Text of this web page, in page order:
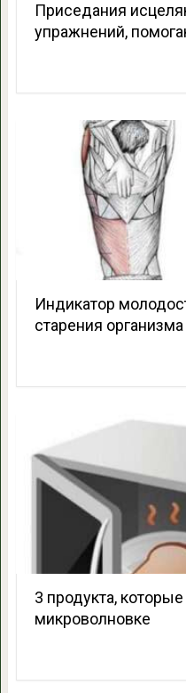
Приседания
упражнений,
Индикатор
старения
3 продукта,
микроволновке